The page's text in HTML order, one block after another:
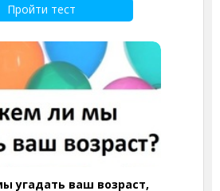
Пройти тест
угадать ваш возраст,